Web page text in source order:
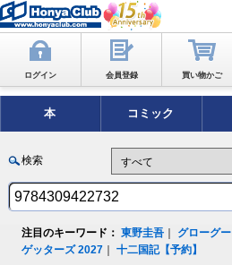
ログイン 会員登録 買い物かご
本 コミック
検索
注目のキーワード： 東野圭吾 グローグー
ゲッターズ 2027 ｜十二国記【予約】